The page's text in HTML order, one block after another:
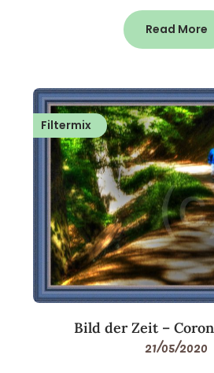
Read More
Filtermix
Bild der Zeit –
21/05/2020